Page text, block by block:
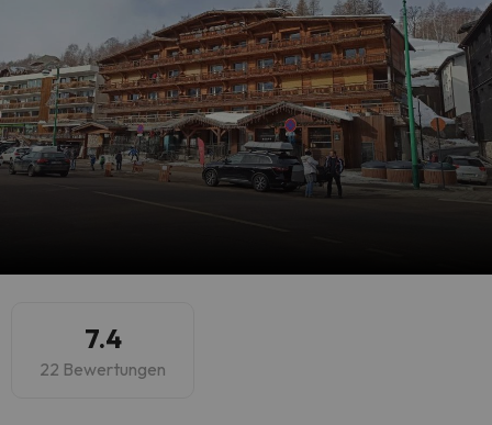
7.4
22 Bewertungen